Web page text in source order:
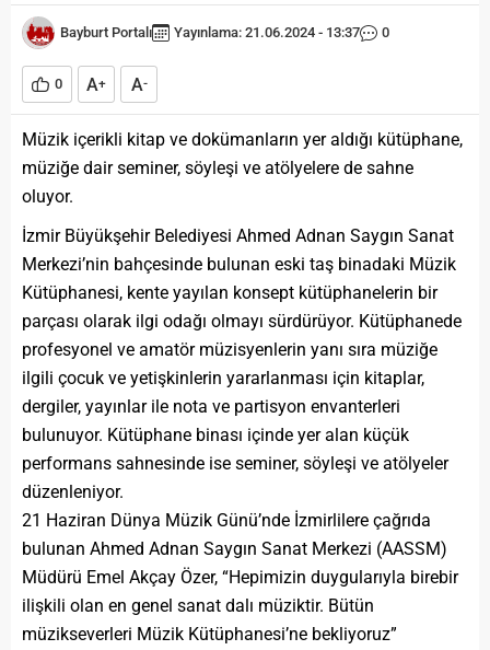
Bayburt Portalı Yayınlama: 21.06.2024 - 13:37 0
0 A+ A-
Müzik içerikli kitap ve dokümanların yer aldığı kütüphane,
müziğe dair seminer, söyleşi ve atölyelere de sahne
oluyor.
İzmir Büyükşehir Belediyesi Ahmed Adnan Saygın Sanat
Merkezi’nin bahçesinde bulunan eski taş binadaki Müzik
Kütüphanesi, kente yayılan konsept kütüphanelerin bir
parçası olarak ilgi odağı olmayı sürdürüyor. Kütüphanede
profesyonel ve amatör müzisyenlerin yanı sıra müziğe
ilgili çocuk ve yetişkinlerin yararlanması için kitaplar,
dergiler, yayınlar ile nota ve partisyon envanterleri
bulunuyor. Kütüphane binası içinde yer alan küçük
performans sahnesinde ise seminer, söyleşi ve atölyeler
düzenleniyor.
21 Haziran Dünya Müzik Günü’nde İzmirlilere çağrıda
bulunan Ahmed Adnan Saygın Sanat Merkezi (AASSM)
Müdürü Emel Akçay Özer, “Hepimizin duygularıyla birebir
ilişkili olan en genel sanat dalı müziktir. Bütün
müzikseverleri Müzik Kütüphanesi’ne bekliyoruz”